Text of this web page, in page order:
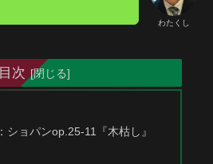
わたくし
目次
ショパンop.25-11『木枯し』